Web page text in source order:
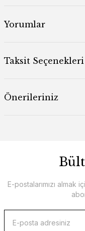
Yorumlar
Taksit Seçenekleri
Önerileriniz
E-postalarımızı